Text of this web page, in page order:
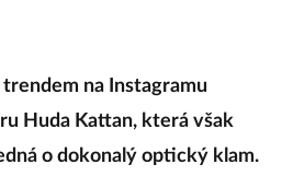
na Instagramu
Huda Kattan, která však
o dokonalý optický klam.